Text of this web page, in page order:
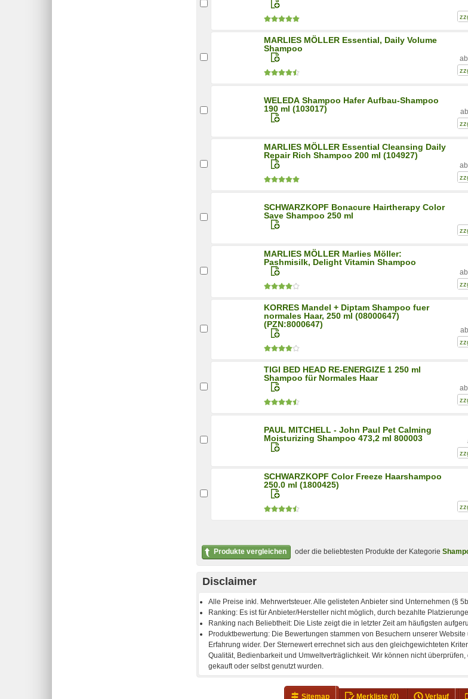
Produkte vergleichen oder die beliebtesten Produkte der Kategorie
MARLIES MÖLLER Essential, Daily Volume
Shampoo
ab
WELEDA Shampoo Hafer Aufbau-Shampoo
190 ml (103017)
ab
MARLIES MÖLLER Essential Cleansing Daily
Repair Rich Shampoo 200 ml (104927)
ab
SCHWARZKOPF Bonacure Hairtherapy Color
Save Shampoo 250 ml
MARLIES MÖLLER Marlies Möller:
Pashmisilk, Delight Vitamin Shampoo
ab
KORRES Mandel + Diptam Shampoo fuer
normales Haar, 250 ml (08000647)
(PZN:8000647)
ab
TIGI BED HEAD RE-ENERGIZE 1 250 ml
Shampoo für Normales Haar
ab
PAUL MITCHELL - John Paul Pet Calming
Moisturizing Shampoo 473,2 ml 800003
SCHWARZKOPF Color Freeze Haarshampoo
250.0 ml (1800425)
Disclaimer
Sitemap Merkliste(0) Verlauf